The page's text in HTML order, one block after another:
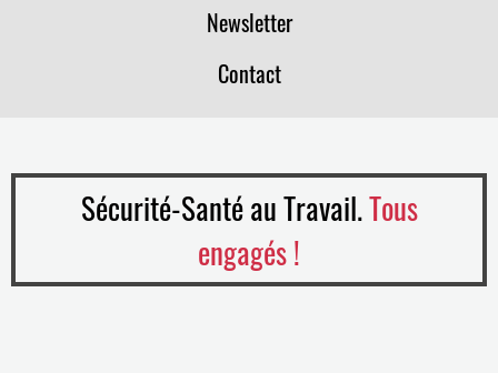
Newsletter
Contact
Sécurité-Santé au Travail.Tous
engagés !